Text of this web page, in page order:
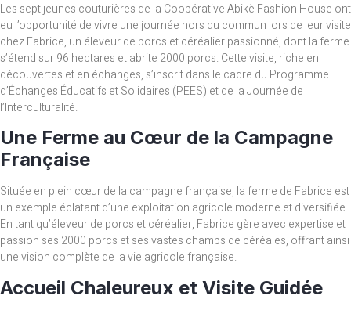
Les sept jeunes couturières de la Coopérative Abikè Fashion House ont
eu l’opportunité de vivre une journée hors du commun lors de leur visite
chez Fabrice, un éleveur de porcs et céréalier passionné, dont la ferme
s’étend sur 96 hectares et abrite 2000 porcs. Cette visite, riche en
découvertes et en échanges, s’inscrit dans le cadre du Programme
d’Échanges Éducatifs et Solidaires (PEES) et de la Journée de
l’Interculturalité.
Une Ferme au Cœur de la Campagne
Française
Située en plein cœur de la campagne française, la ferme de Fabrice est
un exemple éclatant d’une exploitation agricole moderne et diversifiée.
En tant qu’éleveur de porcs et céréalier, Fabrice gère avec expertise et
passion ses 2000 porcs et ses vastes champs de céréales, offrant ainsi
une vision complète de la vie agricole française.
Accueil Chaleureux et Visite Guidée